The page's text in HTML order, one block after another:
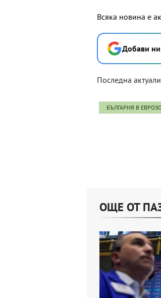
Всяка новина е
Добави
Последна
БЪЛГАРИЯ В
ОЩЕ ОТ